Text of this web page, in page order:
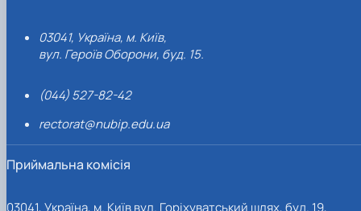
03041, Україна, м. Київ,
вул. Героїв Оборони, буд. 15.
(044) 527-82-42
rectorat@nubip.edu.ua
Приймальна комісія
03041, Україна, м. Київ вул. Горіхуватський шлях, буд. 19,